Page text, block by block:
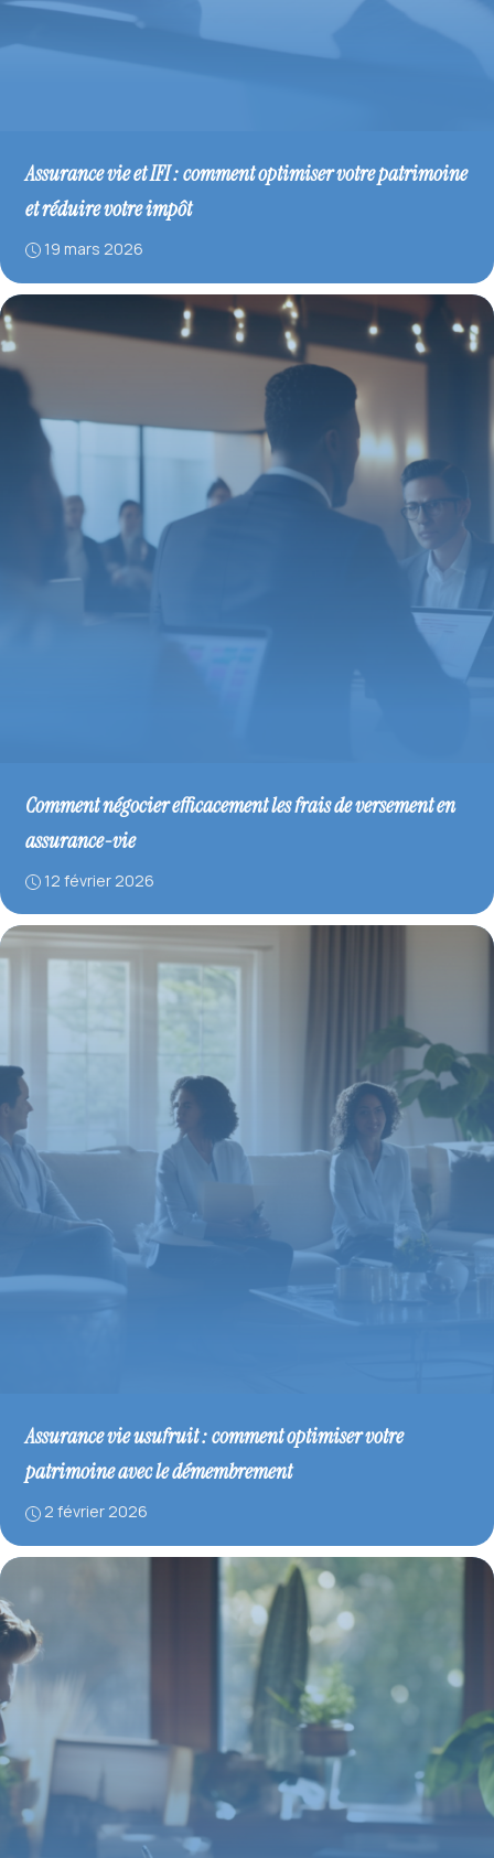
Assurance vie et IFI : comment optimiser votre patrimoine
et réduire votre impôt
19 mars 2026
Comment négocier efficacement les frais de versement en
assurance-vie
12 février 2026
Assurance vie usufruit : comment optimiser votre
patrimoine avec le démembrement
2 février 2026